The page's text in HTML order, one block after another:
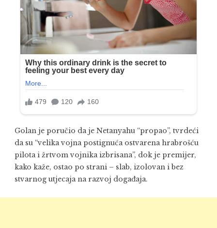
Golan je poručio da je Netanyahu “propao”, tvrdeći
da su “velika vojna postignuća ostvarena hrabrošću
pilota i žrtvom vojnika izbrisana”, dok je premijer,
kako kaže, ostao po strani – slab, izolovan i bez
stvarnog utjecaja na razvoj događaja.